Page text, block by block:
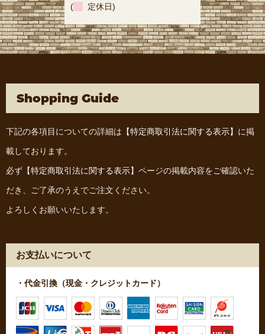
( 定休日)
Shopping Guide
下記の各項目についての詳細は 【特定商取引法に関する表示】 に掲
載しております。
必ず 【特定商取引法に関する表示】 ページの掲載内容をご確認いた
だき、ご了承のうえでご注文ください。
よろしくお願いいたします。
お支払いについて
・代金引換（現金・クレジットカード）